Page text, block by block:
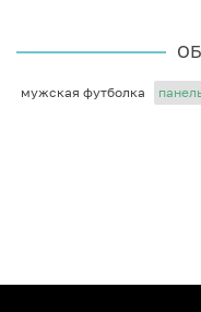
мужская футболка